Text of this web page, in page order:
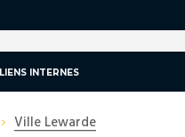
LIENS INTERNES
Ville Lewarde